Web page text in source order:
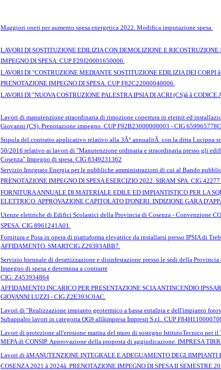
Maggiori oneri per aumento spesa energetica 2022. Modifica imputazione spesa.
LAVORI DI SOSTITUZIONE EDILIZIA CON DEMOLIZIONE E RICOSTRUZIONE IN
IMPEGNO DI SPESA. CUP F29J20001650006.
LAVORI DI "COSTRUZIONE MEDIANTE SOSTITUZIONE EDILIZIA DEI CORPI
PRENOTAZIONE IMPEGNO DI SPESA. CUP F82C22000040006.
LAVORI DI "NUOVA COSTRUZIONE PALESTRA IPSIA DI ACRI (CS)â â
Lavori di manutenzione straordinaria di rimozione copertura in eternit ed
Giovanni (CS). Prenotazione impegno. CUP F92B23000000003 - CIG 659965778C.
Stipula del contratto applicativo relativo alla 3Â° annualitÃ con la ditta Lucippa srl
50/2016 relativo ai lavori di "Manutenzione ordinaria e straordinaria presso gli
Cosenza" Impegno di spesa. CIG 8349231362
Servizio Integrato Energia per le pubbliche amministrazioni di cui al Bando
PRENOTAZIONE IMPEGNO DI SPESA ESERCIZIO 2022. SIRAM SPA. CIG
FORNITURA ANNUALE DI MATERIALE EDILE ED IMPIANTISTICO PER LA
ELETTRICO. APPROVAZIONE CAPITOLATO D'ONERI. INDIZIONE GARA
Utenze elettriche di Edifici Scolastici della Provincia di Cosenza - Convenzione
SPESA. CIG 8961241A01.
Fornitura e Posa in opera di piattaforma elevatrice da installarsi presso IPSIA di
AFFIDAMENTO. SMARTCIG Z29393ABB7.
Servizio biennale di derattizzazione e disinfestazione presso le sedi della Provincia
Impegno di spesa e determina a contrarre
CIG: Z453934864
AFFIDAMENTO INCARICO PER PRESENTAZIONE SCIA ANTINCENDIO
GIOVANNI LUZZI - CIG Z2E393C0AC.
Lavori di "Realizzazione impianto geotermico a bassa entalpia e dell'impianto
Subappalto lavori in categoria OG9 allâimpresa Impresit S.r.l.. CUP
Lavori di protezione all'erosione marina del muro di sostegno IstitutoTecnico per
MEPA di CONSIP. Approvazione della proposta di aggiudicazione. IMPRESA
Lavori di âMANUTENZIONE INTEGRALE E ADEGUAMENTO
COSENZA 2021 â 2024â. PRENOTAZIONE IMPEGNO DI SPESA II